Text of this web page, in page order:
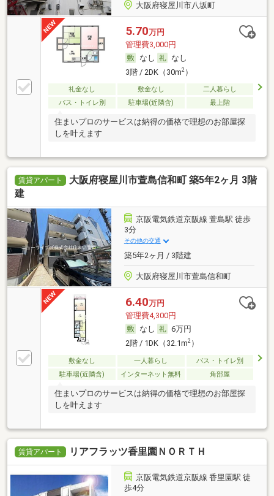
大阪府寝屋川市八坂町
5.70万円
管理費3,000円
なし
なし
3階 / 2DK（30m2）
礼金なし 敷金なし
二人暮らし
バス・トイレ別
駐車場(近隣含) 最上階
住まいプロのサービスは納得の価格で理想のお部屋探
しを叶えます
賃貸アパート
大阪府寝屋川市萱島信和町 築5年2ヶ月 3階
建
京阪電気鉄道京阪線 萱島駅 徒歩
3分
その他の交通
築5年2ヶ月 / 3階建
大阪府寝屋川市萱島信和町
6.40万円
管理費4,300円
なし
6万円
2階 / 1DK（32.1m2）
敷金なし 一人暮らし
バス・トイレ別
駐車場(近隣含)
インターネット無料 角部屋
住まいプロのサービスは納得の価格で理想のお部屋探
しを叶えます
賃貸アパート リアフラッツ香里園ＮＯＲＴＨ
京阪電気鉄道京阪線 香里園駅 徒
歩4分